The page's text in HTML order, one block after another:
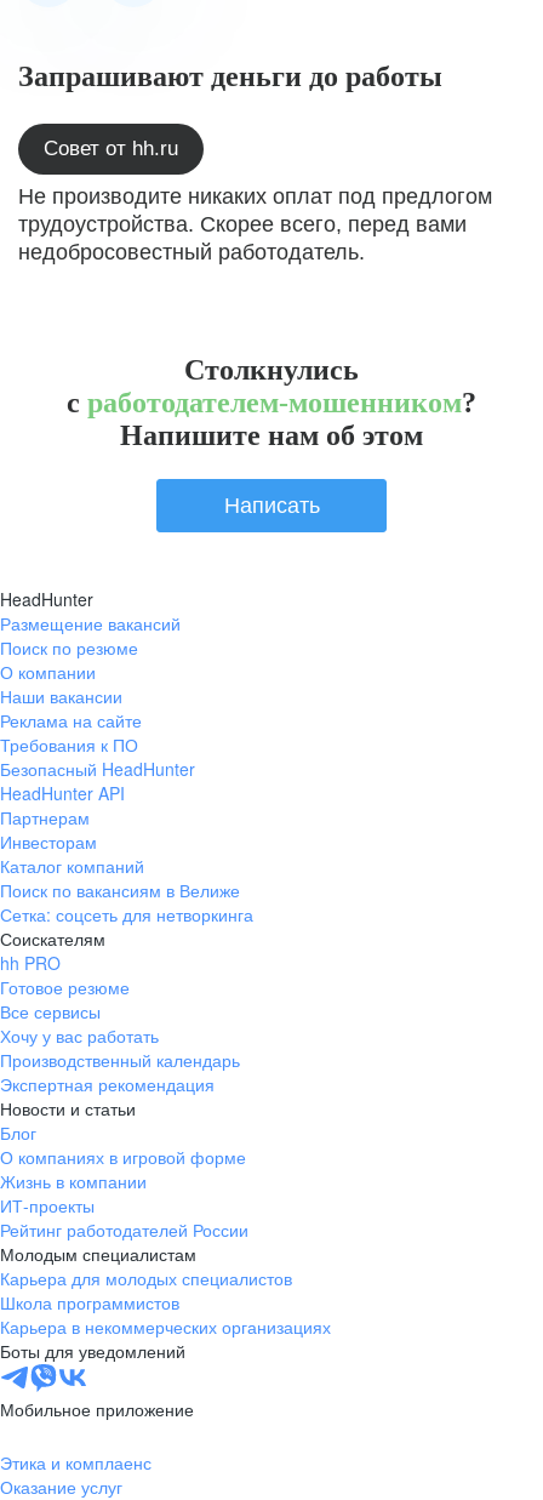
Запрашивают деньги до работы
Совет от hh.ru
Не производите никаких оплат под предлогом
трудоустройства. Скорее всего, перед вами
недобросовестный работодатель.
Столкнулись
с работодателем-мошенником?
Напишите нам об этом
Написать
HeadHunter
Размещение вакансий
Поиск по резюме
О компании
Наши вакансии
Реклама на сайте
Требования к ПО
Безопасный HeadHunter
HeadHunter API
Партнерам
Инвесторам
Каталог компаний
Поиск по вакансиям в Велиже
Сетка: соцсеть для нетворкинга
Соискателям
hh PRO
Готовое резюме
Все сервисы
Хочу у вас работать
Производственный календарь
Экспертная рекомендация
Новости и статьи
Блог
О компаниях в игровой форме
Жизнь в компании
ИТ-проекты
Рейтинг работодателей России
Молодым специалистам
Карьера для молодых специалистов
Школа программистов
Карьера в некоммерческих организациях
Боты для уведомлений
Мобильное приложение
Этика и комплаенс
Оказание услуг